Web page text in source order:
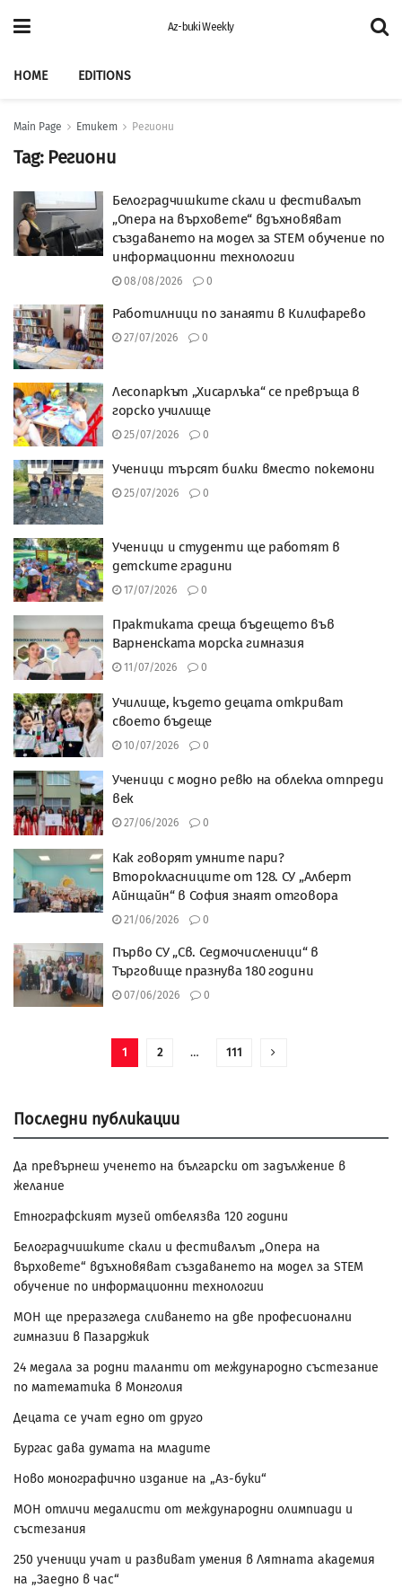
Az-buki Weekly
HOME EDITIONS
Main Page Етикет Региони
Tag: Региони
Белоградчишките скали и фестивалът
„Опера на върховете“ вдъхновяват
създаването на модел за STEM обучение по
информационни технологии
08/08/2026 0
Работилници по занаяти в Килифарево
27/07/2026 0
Лесопаркът „Хисарлъка“ се превръща в
горско училище
25/07/2026 0
Ученици търсят билки вместо покемони
25/07/2026 0
Ученици и студенти ще работят в
детските градини
17/07/2026 0
Практиката среща бъдещето във
Варненската морска гимназия
11/07/2026 0
Училище, където децата откриват
своето бъдеще
10/07/2026 0
Ученици с модно ревю на облекла отпреди
век
27/06/2026 0
Как говорят умните пари?
Второкласниците от 128. СУ „Алберт
Айнщайн“ в София знаят отговора
21/06/2026 0
Първо СУ „Св. Седмочисленици“ в
Търговище празнува 180 години
07/06/2026 0
1 2 … 111
Последни публикации
Да превърнеш ученето на български от задължение в
желание
Етнографският музей отбелязва 120 години
Белоградчишките скали и фестивалът „Опера на
върховете“ вдъхновяват създаването на модел за STEM
обучение по информационни технологии
МОН ще преразгледа сливането на две професионални
гимназии в Пазарджик
24 медала за родни таланти от международно състезание
по математика в Монголия
Децата се учат едно от друго
Бургас дава думата на младите
Ново монографично издание на „Аз-буки“
МОН отличи медалисти от международни олимпиади и
състезания
250 ученици учат и развиват умения в Лятната академия
на „Заедно в час“